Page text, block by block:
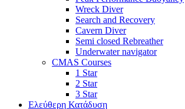
Wreck Diver
Search and Recovery
Cavern Diver
Semi closed Rebreather
Underwater navigator
CMAS Courses
1 Star
2 Star
3 Star
Ελεύθερη Κατάδυση